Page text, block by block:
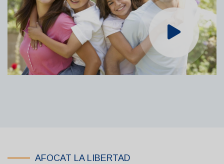
AFOCAT LA LIBERTAD